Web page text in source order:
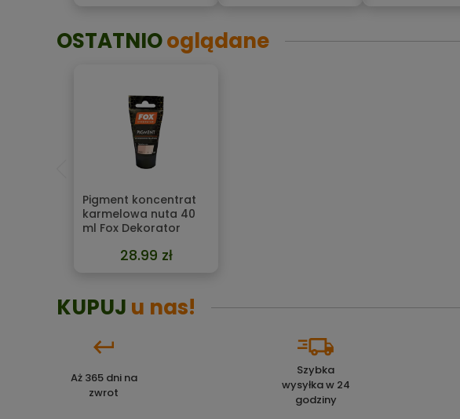
OSTATNIOoglądane
Pigment koncentrat
karmelowa nuta 40
ml Fox Dekorator
28.99 zł
KUPUJ u nas!
Aż 365 dni na
zwrot
Szybka
wysyłka w 24
godziny